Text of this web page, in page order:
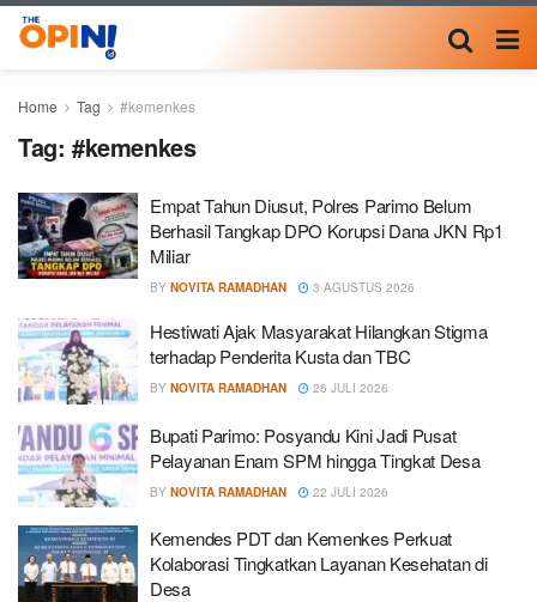
Home Tag #kemenkes
Tag: #kemenkes
Empat Tahun Diusut, Polres Parimo Belum
Berhasil Tangkap DPO Korupsi Dana JKN Rp1
Miliar
BY NOVITA RAMADHAN 3 AGUSTUS 2026
Hestiwati Ajak Masyarakat Hilangkan Stigma
terhadap Penderita Kusta dan TBC
BY NOVITA RAMADHAN 26 JULI 2026
Bupati Parimo: Posyandu Kini Jadi Pusat
Pelayanan Enam SPM hingga Tingkat Desa
BY NOVITA RAMADHAN 22 JULI 2026
Kemendes PDT dan Kemenkes Perkuat
Kolaborasi Tingkatkan Layanan Kesehatan di
Desa